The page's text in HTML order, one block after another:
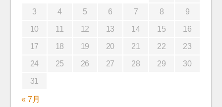
3 4 5 6 7 8 9
10 11 12 13 14 15 16
17 18 19 20 21 22 23
24 25 26 27 28 29 30
31
« 7月